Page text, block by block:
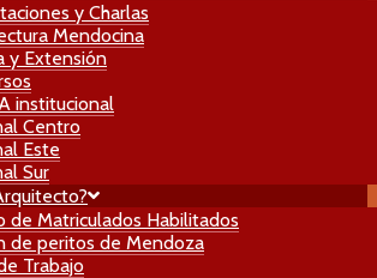
y Charlas
Mendocina
y Extensión
institucional
Centro
Este
Sur
de Matriculados Habilitados
de peritos de Mendoza
Trabajo